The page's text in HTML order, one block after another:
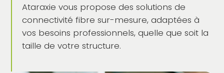
Ataraxie vous propose des solutions de
connectivité fibre sur-mesure, adaptées à
vos besoins professionnels, quelle que soit la
taille de votre structure.